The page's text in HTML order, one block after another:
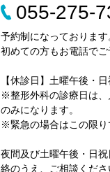
055-275-
予約制になっております
初めての方もお電話でご
【休診日】土曜午後・
※整形外科の診療日は、
のみになります。
※緊急の場合はこの限り
夜間及び土曜午後・日
絡のうえ、ご相談くださ